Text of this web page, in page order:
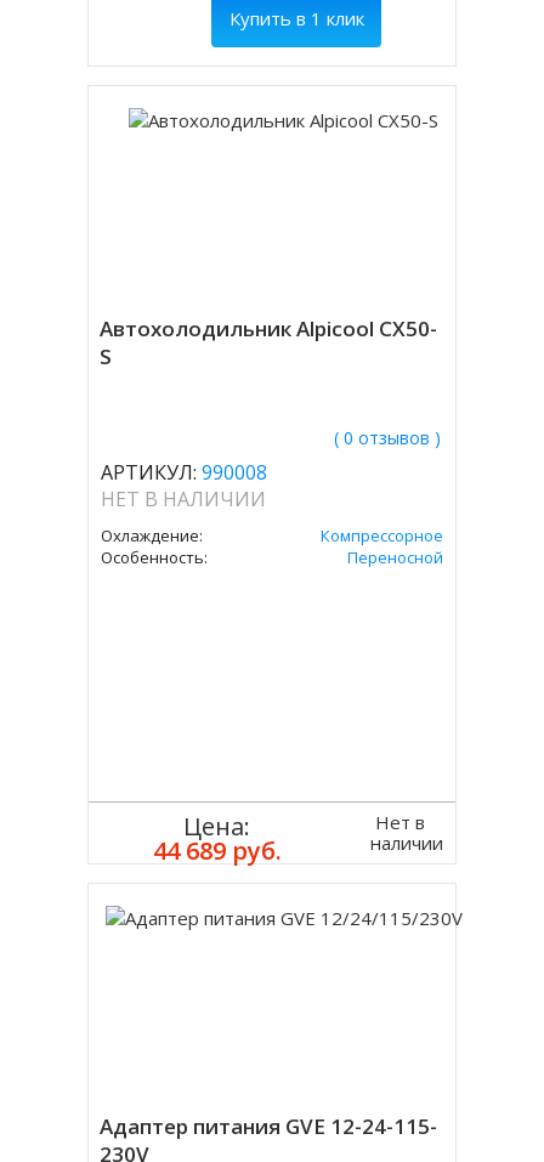
Купить в 1 клик
Автохолодильник Alpicool CX50-
S
( 0 отзывов )
АРТИКУЛ: 990008
НЕТ В НАЛИЧИИ
Охлаждение:
Компрессорное
Особенность:
Переносной
Цена:
44 689 руб.
Нет в
наличии
Адаптер питания GVE 12-24-115-
230V